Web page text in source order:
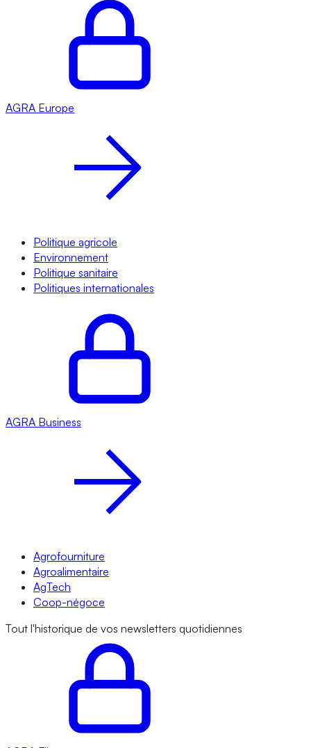
AGRA Europe
Politique agricole
Environnement
Politique sanitaire
Politiques internationales
AGRA Business
Agrofourniture
Agroalimentaire
AgTech
Coop-négoce
Tout l'historique de vos newsletters quotidiennes